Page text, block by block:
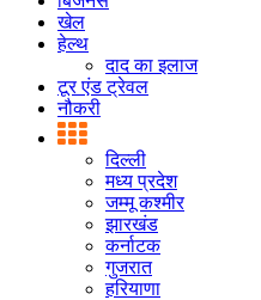
खेल
हेल्थ
दाद का इलाज
टूर एंड ट्रेवल
नौकरी
दिल्ली
मध्य प्रदेश
जम्मू कश्मीर
झारखंड
कर्नाटक
गुजरात
हरियाणा